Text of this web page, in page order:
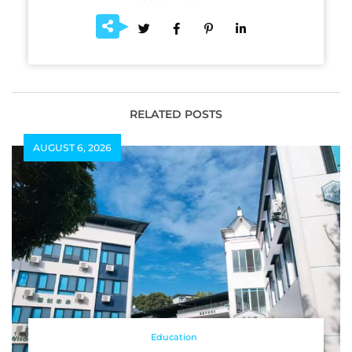
RELATED POSTS
AUGUST 6, 2026
Education